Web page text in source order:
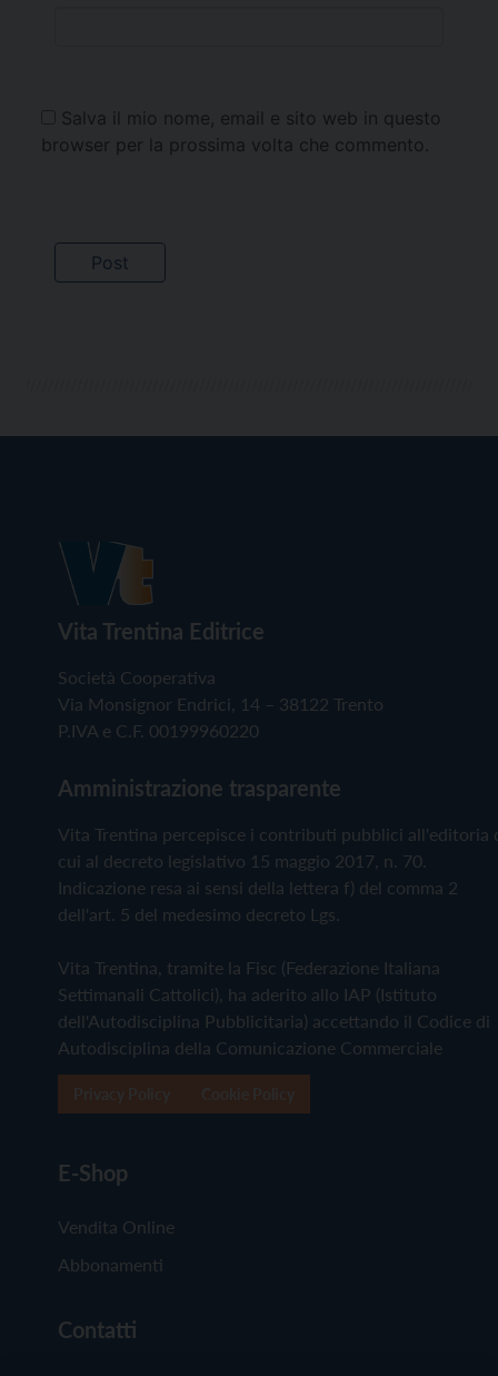
Salva il mio nome, email e sito web in questo
browser per la prossima volta che commento.
Vita Trentina Editrice
Società Cooperativa
Via Monsignor Endrici, 14 – 38122 Trento
P.IVA e C.F. 00199960220
Amministrazione trasparente
Vita Trentina percepisce i contributi pubblici all'editoria
cui al decreto legislativo 15 maggio 2017, n. 70.
Indicazione resa ai sensi della lettera f) del comma 2
dell'art. 5 del medesimo decreto Lgs.
Vita Trentina, tramite la Fisc (Federazione Italiana
Settimanali Cattolici), ha aderito allo IAP (Istituto
dell'Autodisciplina Pubblicitaria) accettando il Codice di
Autodisciplina della Comunicazione Commerciale
E-Shop
Vendita Online
Abbonamenti
Contatti